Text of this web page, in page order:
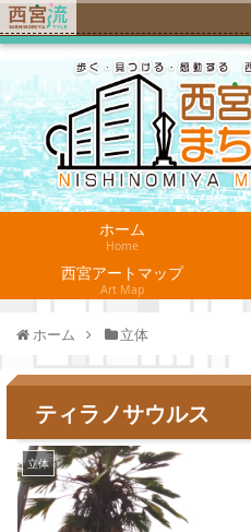
ホーム
Home
西宮アートマップ
Art Map
ホーム 立体
ティラノサウルス
立体